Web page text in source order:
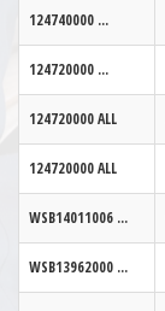
124740000 ...
124720000 ...
124720000ALL
124720000ALL
WSB14011006 ...
WSB13962000 ...